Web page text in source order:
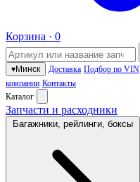
Корзина · 0
▾Минск Доставка Подбор по VIN
компании Контакты
Каталог
Запчасти и расходники
Багажники, рейлинги, боксы